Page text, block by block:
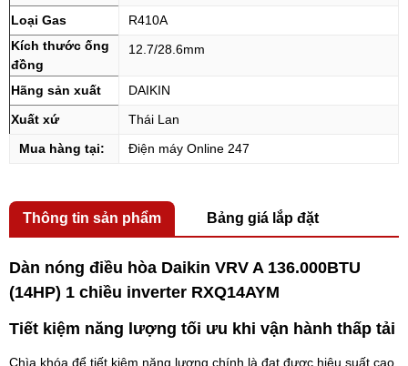
Loại Gas
R410A
Kích thước ống
đồng
12.7/28.6mm
Hãng sản xuất
DAIKIN
Xuất xứ
Thái Lan
Mua hàng tại:
Điện máy Online 247
Thông tin sản phẩm Bảng giá lắp đặt
Dàn nóng điều hòa Daikin VRV A 136.000BTU
(14HP) 1 chiều inverter RXQ14AYM
Tiết kiệm năng lượng tối ưu khi vận hành thấp tải
Chìa khóa để tiết kiệm năng lượng chính là đạt được hiệu suất cao